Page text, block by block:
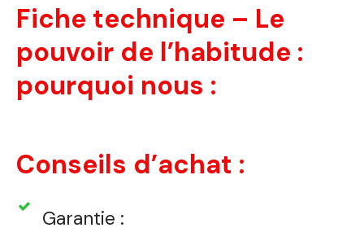
Fiche technique – Le
pouvoir de l’habitude :
pourquoi nous :
Conseils d’achat :
Garantie :